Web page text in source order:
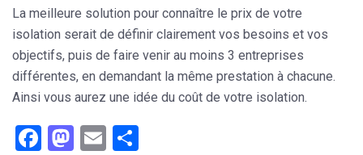
La meilleure solution pour connaître le prix de votre
isolation serait de définir clairement vos besoins et vos
objectifs, puis de faire venir au moins 3 entreprises
différentes, en demandant la même prestation à chacune.
Ainsi vous aurez une idée du coût de votre isolation.
Facebook
Mastodon
Email